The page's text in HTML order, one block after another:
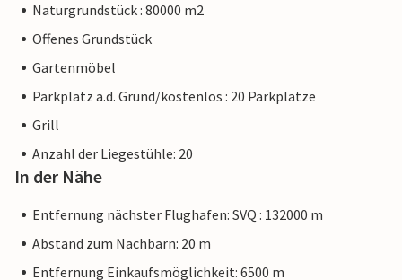
Naturgrundstück : 80000 m2
Offenes Grundstück
Gartenmöbel
Parkplatz a.d. Grund/kostenlos : 20 Parkplätze
Grill
Anzahl der Liegestühle: 20
In der Nähe
Entfernung nächster Flughafen: SVQ : 132000 m
Abstand zum Nachbarn: 20 m
Entfernung Einkaufsmöglichkeit: 6500 m